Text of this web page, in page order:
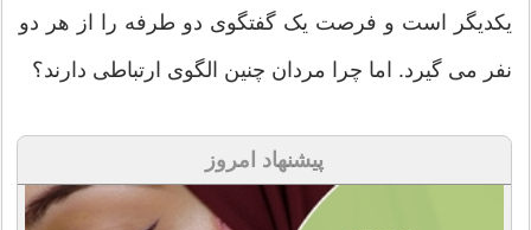
یکدیگر است و فرصت یک گفتگوی دو طرفه را از هر دو
نفر می گیرد. اما چرا مردان چنین الگوی ارتباطی دارند؟
پیشنهاد امروز